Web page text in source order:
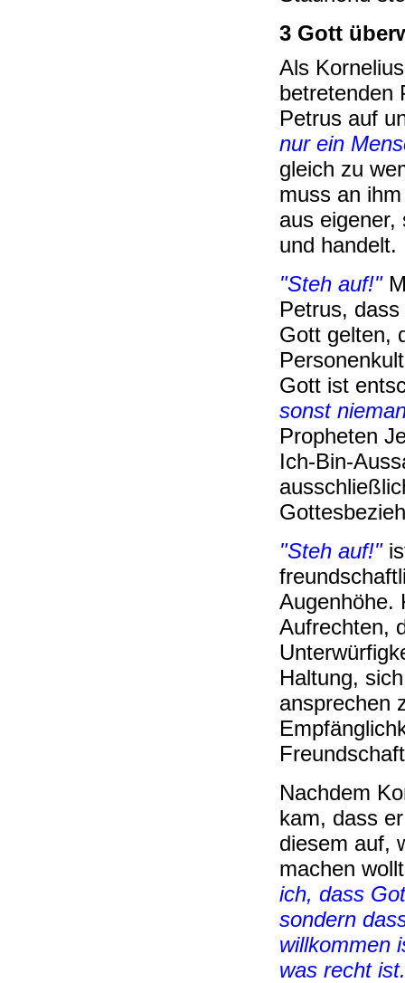
3 Gott
Als
betretenden
Petrus auf
nur ein
gleich zu
muss an
aus
und handelt.
"Steh auf!"
Petrus,
Gott gelten,
Gott ist
sonst
Propheten
Ich-Bin-
"Steh auf!"
Augenhöhe.
Aufrechten,
Haltung,
ansprechen
Nachdem
kam, dass
diesem auf,
machen
ich, dass
sondern
willkommen
was recht